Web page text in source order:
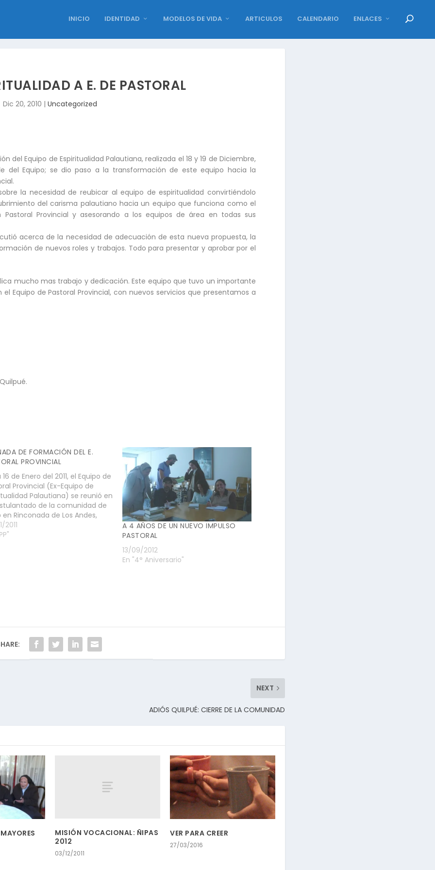
INICIO IDENTIDAD MODELOS DE VIDA ARTICULOS CALENDARIO ENLACES
A E. DE PASTORAL
Dic 20, 2010 |Uncategorized
del Equipo de Espiritualidad Palautiana, realizada el 18 y 19 de Diciembre,
del Equipo; se dio paso a la transformación de este equipo hacia la
la necesidad de reubicar al equipo de espiritualidad convirtiéndolo
del carisma palautiano hacia un equipo que funciona como el
Provincial y asesorando a los equipos de área en todas sus
acerca de la necesidad de adecuación de esta nueva propuesta, la
de nuevos roles y trabajos. Todo para presentar y aprobar por el
mucho mas trabajo y dedicación. Este equipo que tuvo un importante
Equipo de Pastoral Provincial, con nuevos servicios que presentamos a
DE FORMACIÓN DEL E.
PROVINCIAL
16 de Enero del 2011, el Equipo de
Provincial (Ex-Equipo de
Palautiana) se reunió en
de la comunidad de
en Rinconada de Los Andes,
una formación
palautiana, con el fin
2011
A 4 AÑOS DE UN NUEVO IMPULSO
PASTORAL
13/09/2012
En "4° Aniversario"
NEXT
ADIÓS QUILPUÉ: CIERRE DE LA COMUNIDAD
MISIÓN VOCACIONAL: ÑIPAS
2012
03/12/2011
VER PARA CREER
27/03/2016